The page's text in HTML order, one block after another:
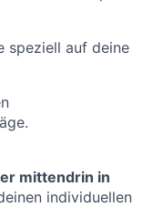
speziell auf deine
mittendrin in
individuellen